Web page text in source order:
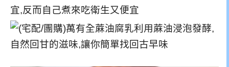
宜,反而自己煮來吃衛生又便宜